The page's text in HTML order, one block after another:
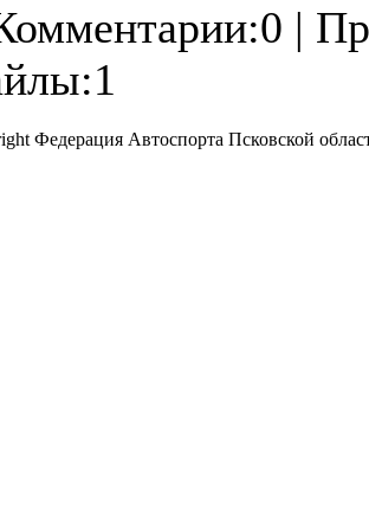
|
Федерация Автоспорта Псковской